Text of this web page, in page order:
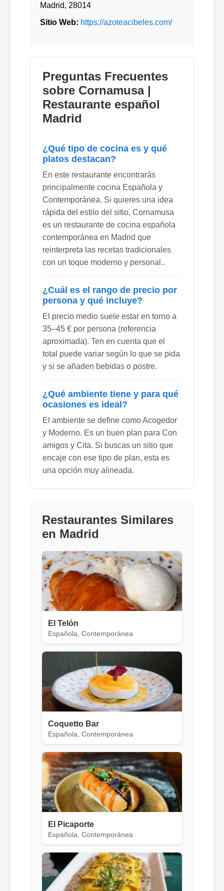
Madrid, 28014
Sitio Web: https://azoteacibeles.com/
Preguntas Frecuentes
sobre Cornamusa |
Restaurante español
Madrid
¿Qué tipo de cocina es y qué
platos destacan?
En este restaurante encontrarás
principalmente cocina Española y
Contemporánea. Si quieres una idea
rápida del estilo del sitio, Cornamusa
es un restaurante de cocina española
contemporánea en Madrid que
reinterpreta las recetas tradicionales
con un toque moderno y personal..
¿Cuál es el rango de precio por
persona y qué incluye?
El precio medio suele estar en torno a
35–45 € por persona (referencia
aproximada). Ten en cuenta que el
total puede variar según lo que se pida
y si se añaden bebidas o postre.
¿Qué ambiente tiene y para qué
ocasiones es ideal?
El ambiente se define como Acogedor
y Moderno. Es un buen plan para Con
amigos y Cita. Si buscas un sitio que
encaje con ese tipo de plan, esta es
una opción muy alineada.
Restaurantes Similares
en Madrid
El Telón
Española, Contemporánea
Coquetto Bar
Española, Contemporánea
El Picaporte
Española, Contemporánea